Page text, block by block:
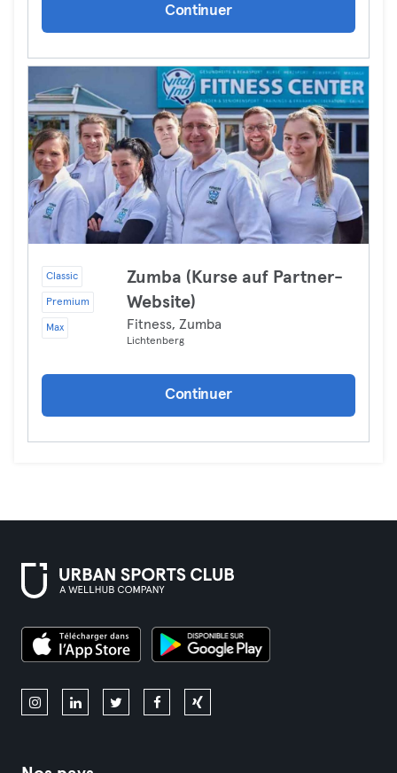
Continuer
Classic
Premium
Max
Zumba (Kurse auf Partner-
Website)
Fitness, Zumba
Lichtenberg
Continuer